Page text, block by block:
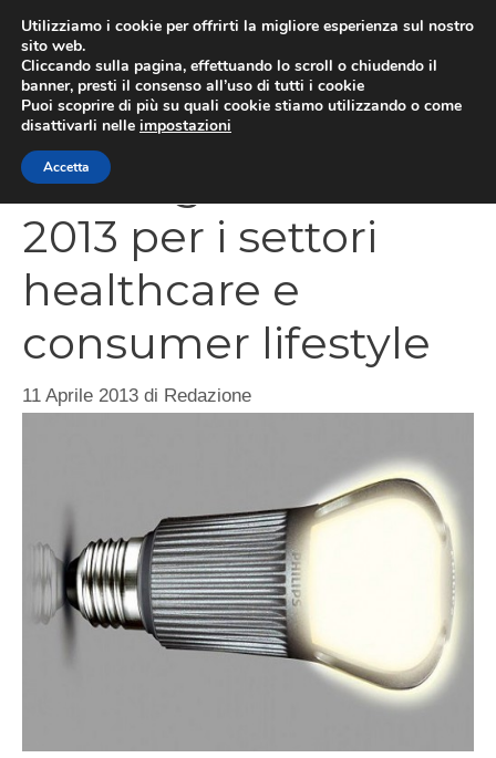
contenuto
IF Design Award
2013 per i settori
healthcare e
consumer lifestyle
11 Aprile 2013 di Redazione
Utilizziamo i cookie per offrirti la migliore esperienza sul nostro
sito web.
Cliccando sulla pagina, effettuando lo scroll o chiudendo il
banner, presti il consenso all’uso di tutti i cookie
Puoi scoprire di più su quali cookie stiamo utilizzando o come
disattivarli nelle impostazioni
Accetta